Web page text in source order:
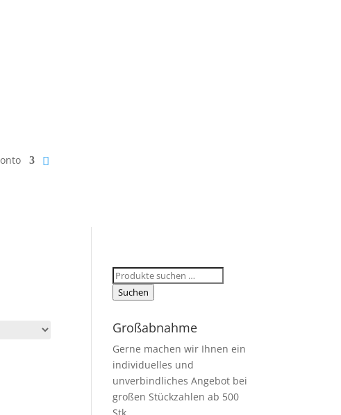
Suchen
nach:
Suchen
Großabnahme
Gerne machen wir Ihnen ein
individuelles und
unverbindliches Angebot bei
großen Stückzahlen ab 500